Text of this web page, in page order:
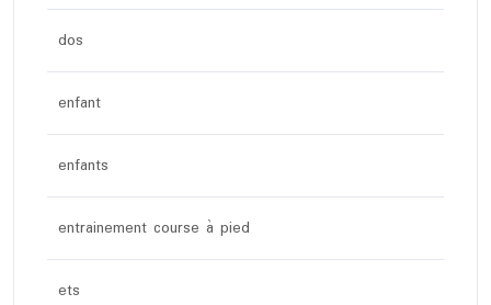
dos
enfant
enfants
entrainement course à pied
ets